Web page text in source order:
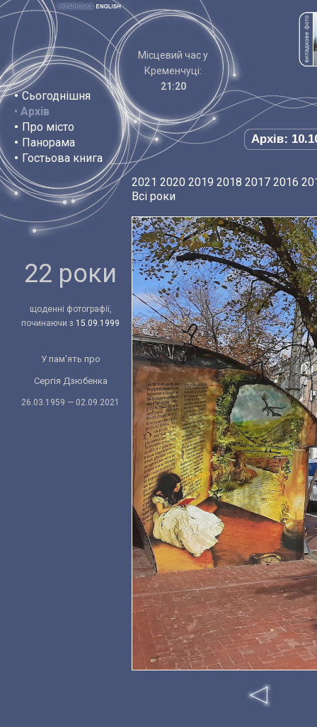
• Сьогоднішня
• Архів
• Про місто
• Панорама
• Гостьова книга
Місцевий час у
Кременчуці:
21:20
Архів:
22 роки
щоденні фотографії,
починаючи з 15.09.1999
У пам'ять про
Сергія Дзюбенка
26.03.1959 — 02.09.2021
2021 2020 2019 2018 2017 2016
Всі роки